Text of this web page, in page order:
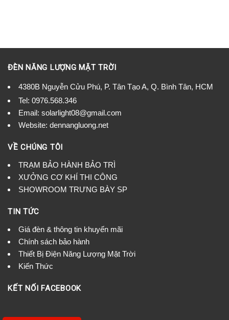
ĐÈN NĂNG LƯỢNG MẶT TRỜI
4380B Nguyễn Cửu Phú, P. Tân Tạo A, Q. Bình Tân, HCM
Tel: 0976.568.346
Email: solarlight08@gmail.com
Website: dennangluong.net
VỀ CHÚNG TÔI
TRẠM BẢO HÀNH BẢO TRÌ
XƯỞNG CƠ KHÍ THI CÔNG
SHOWROOM TRƯNG BÀY SP
TIN TỨC
Giá đèn & thông tin khuyến mãi
Chính sách bảo hành
Thiết Bị Điện Năng Lượng Mặt Trời
Kiến Thức
KẾT NỐI FACEBOOK